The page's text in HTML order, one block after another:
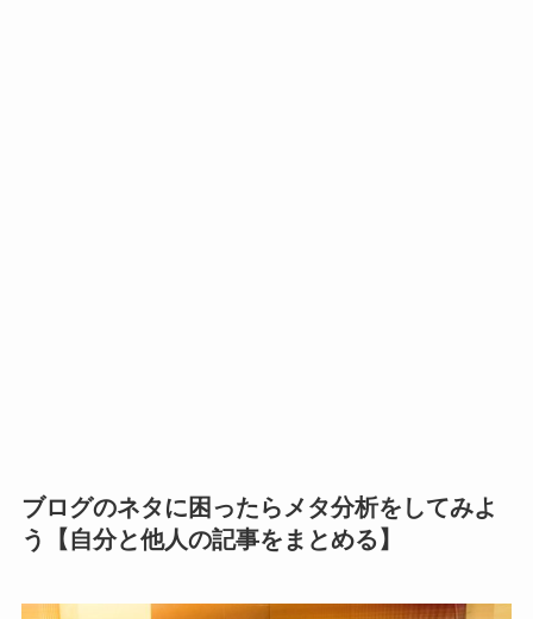
ブログのネタに困ったらメタ分析をしてみよ
う【自分と他人の記事をまとめる】